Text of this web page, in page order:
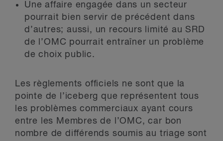
Une affaire engagée dans un secteur
pourrait bien servir de précédent dans
d’autres; aussi, un recours limité au SRD
de l’OMC pourrait entraîner un problème
de choix public.
Les règlements officiels ne sont que la
pointe de l’iceberg que représentent tous
les problèmes commerciaux ayant cours
entre les Membres de l’OMC, car bon
nombre de différends soumis au triage sont